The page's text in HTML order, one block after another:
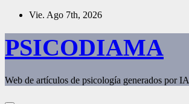
Saltar
contenido
Vie. Ago 7th, 2026
PSICODIAMA
Web de artículos de psicología generados por IA